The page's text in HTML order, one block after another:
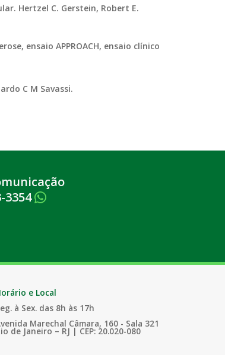
Hertzel C. Gerstein, Robert E.
ensaio APPROACH, ensaio clínico
C M Savassi.
3354
e Local
à Sex. das 8h às 17h
Marechal Câmara, 160 - Sala 321
de Janeiro – RJ | CEP: 20.020-080